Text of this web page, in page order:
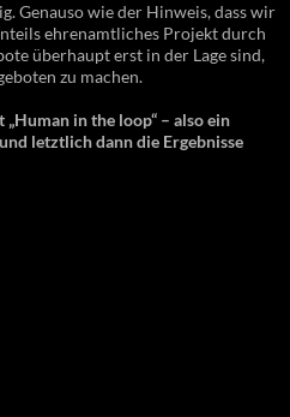
Genauso wie der Hinweis, dass wir
ehrenamtliches Projekt durch
überhaupt erst in der Lage sind,
zu machen.
in the loop“ – also ein
letztlich dann die Ergebnisse